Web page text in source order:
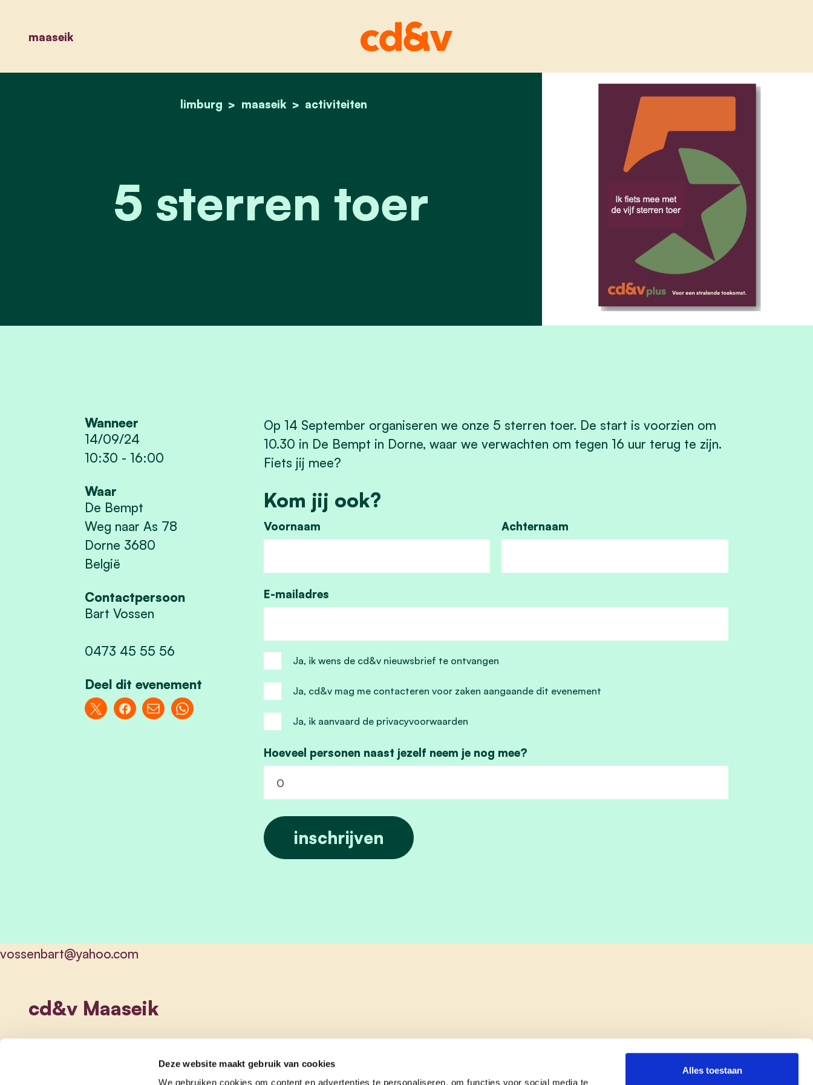
Deze website maakt gebruik van cookies
We gebruiken cookies om content en advertenties te personaliseren, om functies voor social media te
Alles toestaan
maaseik
home
limburg maaseik activiteiten
5 sterren toer
5 sterren toer
Wanneer
14/09/24
10:30 - 16:00
Waar
De Bempt
Weg naar As 78
Dorne 3680
België
Contactpersoon
Bart Vossen
0473 45 55 56
Deel dit evenement
Op 14 September organiseren we onze 5 sterren toer. De start is voorzien om
10.30 in De Bempt in Dorne, waar we verwachten om tegen 16 uur terug te zijn.
Fiets jij mee?
Kom jij ook?
Voornaam Achternaam
E-mailadres
Ja, ik wens de cd&v nieuwsbrief te ontvangen
Ja, cd&v mag me contacteren voor zaken aangaande dit evenement
Ja, ik aanvaard de privacyvoorwaarden
Hoeveel personen naast jezelf neem je nog mee?
vossenbart@yahoo.com
cd&v Maaseik